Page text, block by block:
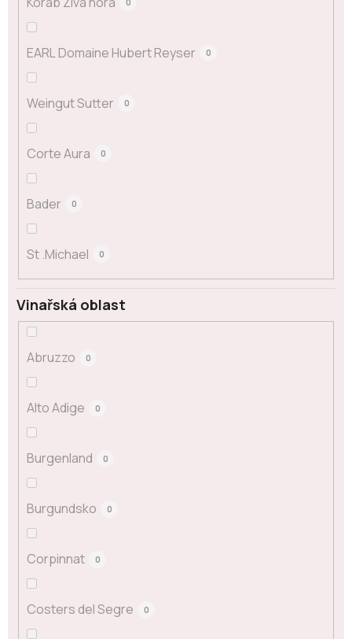
0
EARL Domaine Hubert Reyser 0
Weingut Sutter 0
Corte Aura 0
Bader 0
St .Michael 0
Vinařská oblast
Abruzzo 0
Alto Adige 0
Burgenland 0
Burgundsko 0
Corpinnat 0
Costers del Segre 0